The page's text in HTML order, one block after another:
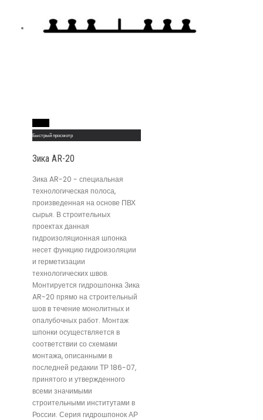
Быстрый просмотр
Зика AR-20
Зика AR-20 - специальная
технологическая полоса,
произведенная на основе ПВХ
сырья. В строительных
проектах данная
гидроизоляционная шпонка
несет функцию гидроизоляции
и герметизации
технологических швов.
Монтируется гидрошпонка Зика
AR-20 прямо на строительный
шов в течение монолитных и
опалубочных работ. Монтаж
шпонки осуществляется в
соответствии со схемами
монтажа, описанными в
последней редакии ТР 186-07,
принятого и утвержденного
всеми значимыми
строительными институтами в
России. Серия гидрошпонок АР